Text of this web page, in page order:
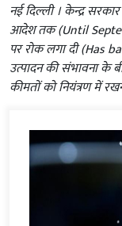
नई दिल्ली । केन्द्र
आदेश तक (Until
पर रोक लगा दी (Has
उत्पादन की संभावना के
कीमतों को नियंत्रण में